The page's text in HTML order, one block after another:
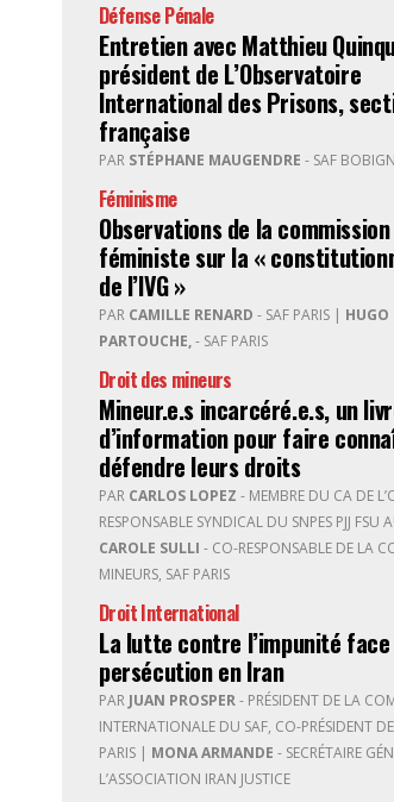
Défense Pénale
Entretien avec Matthieu
président de L’Observatoire
International des Prisons,
française
PAR STÉPHANE MAUGENDRE - SAF
Féminisme
Observations de la commission
féministe sur la «
de l’IVG »
PAR CAMILLE RENARD - SAF PARIS | HUGO
PARTOUCHE,- SAF PARIS
Droit des mineurs
Mineur.e.s incarcéré.e.s, un
d’information pour faire
défendre leurs droits
PAR CARLOS LOPEZ - MEMBRE DU CA DE
RESPONSABLE SYNDICAL DU SNPES PJJ FSU
CAROLE SULLI - CO-RESPONSABLE DE LA
MINEURS, SAF PARIS
Droit International
La lutte contre l’impunité
persécution en Iran
PAR JUAN PROSPER- PRÉSIDENT DE LA
INTERNATIONALE DU SAF, CO-PRÉSIDENT DE
PARIS | MONA ARMANDE - SECRÉTAIRE
L’ASSOCIATION IRAN JUSTICE